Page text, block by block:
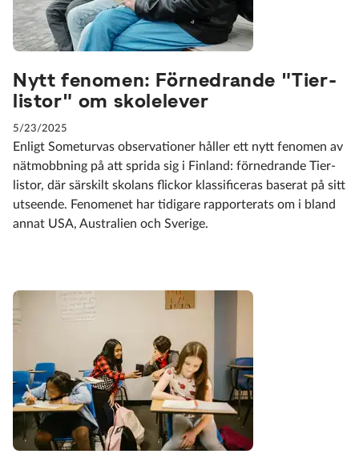
Nytt fenomen: Förnedrande "Tier-
listor" om skolelever
5/23/2025
Enligt Someturvas observationer håller ett nytt fenomen av
nätmobbning på att sprida sig i Finland: förnedrande Tier-
listor, där särskilt skolans flickor klassificeras baserat på sitt
utseende. Fenomenet har tidigare rapporterats om i bland
annat USA, Australien och Sverige.